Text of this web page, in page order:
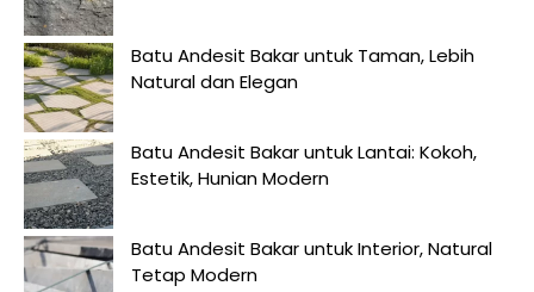
Batu Andesit Bakar untuk Taman, Lebih
Natural dan Elegan
Batu Andesit Bakar untuk Lantai: Kokoh,
Estetik, Hunian Modern
Batu Andesit Bakar untuk Interior, Natural
Tetap Modern